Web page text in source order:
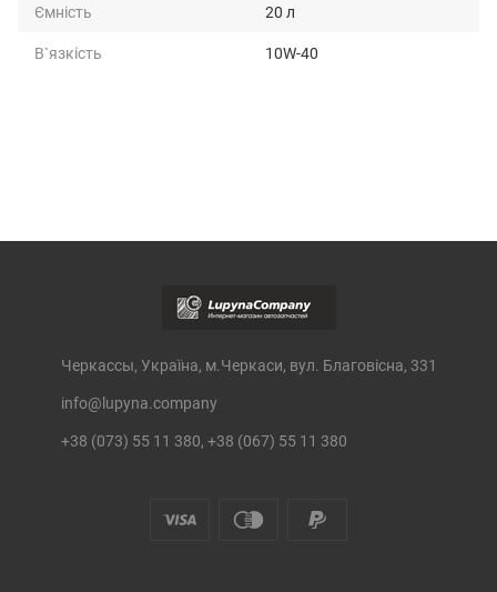
Ємність
20 л
В`язкість
10W-40
Черкассы, Україна, м.Черкаси, вул. Благовісна, 331
info@lupyna.company
+38 (073) 55 11 380, +38 (067) 55 11 380